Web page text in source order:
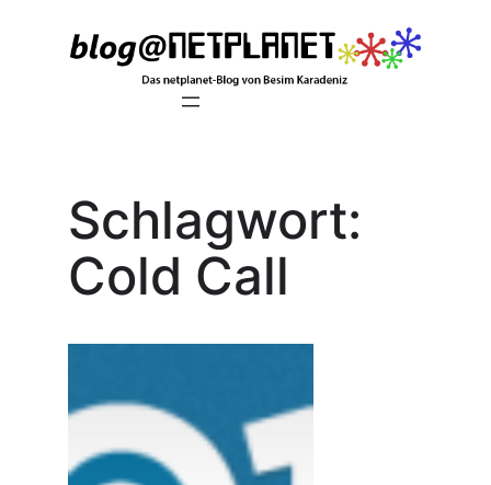
Schlagwort:
Cold Call